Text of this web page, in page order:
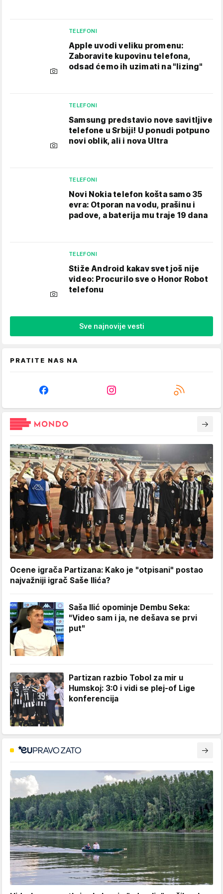
TELEFONI
Apple uvodi veliku promenu:
Zaboravite kupovinu telefona,
odsad ćemo ih uzimati na "lizing"
TELEFONI
Samsung predstavio nove savitljive
telefone u Srbiji! U ponudi potpuno
novi oblik, ali i nova Ultra
TELEFONI
Novi Nokia telefon košta samo 35
evra: Otporan na vodu, prašinu i
padove, a baterija mu traje 19 dana
TELEFONI
Stiže Android kakav svet još nije
video: Procurilo sve o Honor Robot
telefonu
Sve najnovije vesti
PRATITE NAS NA
Ocene igrača Partizana: Kako je "otpisani" postao
najvažniji igrač Saše Ilića?
Saša Ilić opominje Dembu Seka:
"Video sam i ja, ne dešava se prvi
put"
Partizan razbio Tobol za mir u
Humskoj: 3:0 i vidi se plej-of Lige
konferencija